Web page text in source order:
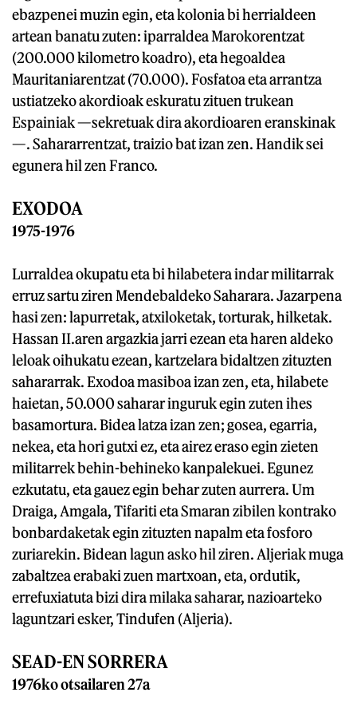
ebazpenei muzin egin, eta kolonia bi herrialdeen
artean banatu zuten: iparraldea Marokorentzat
(200.000 kilometro koadro), eta hegoaldea
Mauritaniarentzat (70.000). Fosfatoa eta arrantza
ustiatzeko akordioak eskuratu zituen trukean
Espainiak —sekretuak dira akordioaren eranskinak
—. Sahararrentzat, traizio bat izan zen. Handik sei
egunera hil zen Franco.
EXODOA
1975-1976
Lurraldea okupatu eta bi hilabetera indar militarrak
erruz sartu ziren Mendebaldeko Saharara. Jazarpena
hasi zen: lapurretak, atxiloketak, torturak, hilketak.
Hassan II.aren argazkia jarri ezean eta haren aldeko
leloak oihukatu ezean, kartzelara bidaltzen zituzten
sahararrak. Exodoa masiboa izan zen, eta, hilabete
haietan, 50.000 saharar inguruk egin zuten ihes
basamortura. Bidea latza izan zen; gosea, egarria,
nekea, eta hori gutxi ez, eta airez eraso egin zieten
militarrek behin-behineko kanpalekuei. Egunez
ezkutatu, eta gauez egin behar zuten aurrera. Um
Draiga, Amgala, Tifariti eta Smaran zibilen kontrako
bonbardaketak egin zituzten napalm eta fosforo
zuriarekin. Bidean lagun asko hil ziren. Aljeriak muga
zabaltzea erabaki zuen martxoan, eta, ordutik,
errefuxiatuta bizi dira milaka saharar, nazioarteko
laguntzari esker, Tindufen (Aljeria).
SEAD-EN SORRERA
1976ko otsailaren 27a